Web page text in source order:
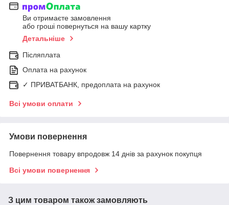
Ви отримаєте замовлення
або гроші повернуться на вашу картку
Детальніше
Післяплата
Оплата на рахунок
✓ ПРИВАТБАНК, предоплата на рахунок
Всі умови оплати
Умови повернення
Повернення товару впродовж 14 днів за рахунок покупця
Всі умови повернення
З цим товаром також замовляють